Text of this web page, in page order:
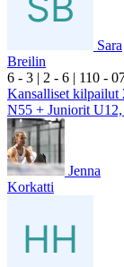
Sara
Breilin
6 - 3 | 2 - 6 | 110 - 0
Kansalliset
N55 + Juniorit
Jenna
Korkatti